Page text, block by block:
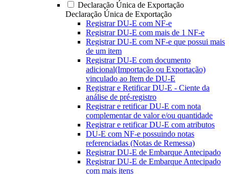
Declaração Única de Exportação
Declaração Única de Exportação
Registrar DU-E com NF-e
Registrar DU-E com mais de 1 NF-e
Registrar DU-E com NF-e que possui mais
de um item
Registrar DU-E com documento
adicional(Importação ou Exportação)
vinculado ao Item de DU-E
Registrar e Retificar DU-E - Ciente da
análise de pré-registro
Registrar e retificar DU-E com nota
complementar de valor e/ou quantidade
Registrar e retificar DU-E com atributos
DU-E com NF-e possuindo notas
referenciadas (Notas de Remessa)
Registrar DU-E de Embarque Antecipado
Registrar DU-E de Embarque Antecipado
com mais itens